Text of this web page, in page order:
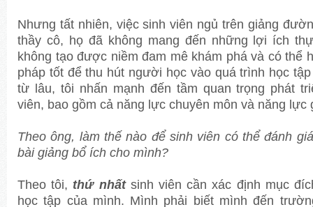
Nhưng tất nhiên, việc sinh viên ngủ trên giảng
thầy cô, họ đã không mang đến những lợi ích
không tạo được niềm đam mê khám phá và có thể
pháp tốt để thu hút người học vào quá trình học
từ lâu, tôi nhấn mạnh đến tầm quan trọng phát
viên, bao gồm cả năng lực chuyên môn và năng lực
Theo ông, làm thế nào để sinh viên có thể đánh
bài giảng bổ ích cho mình?
Theo tôi, thứ nhấtsinh viên cần xác định mục
học tập của mình. Mình phải biết mình đến